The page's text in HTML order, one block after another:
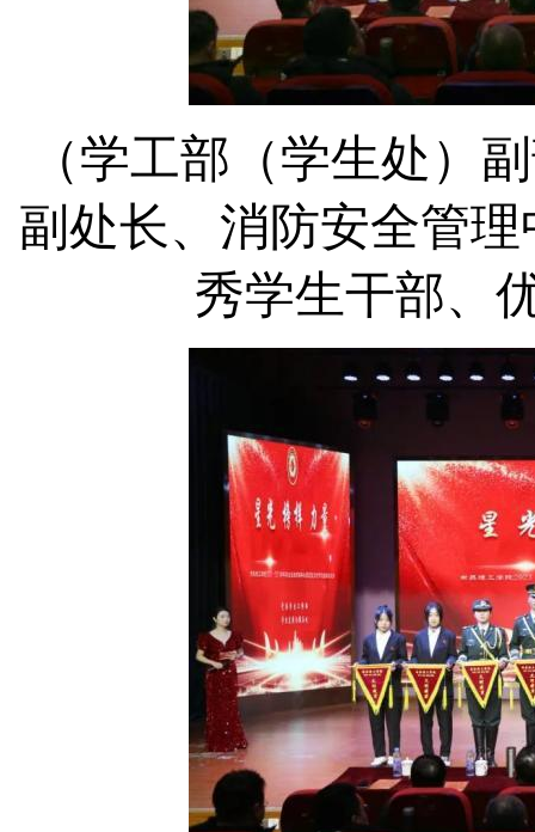
（学工部（学生处）
副处长、消防安全管
秀学生干部、